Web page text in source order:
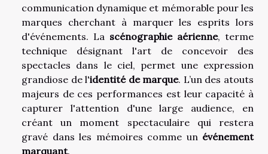
communication dynamique et mémorable pour les
marques cherchant à marquer les esprits lors
d'événements. La scénographie aérienne, terme
technique désignant l'art de concevoir des
spectacles dans le ciel, permet une expression
grandiose de l'identité de marque. L’un des atouts
majeurs de ces performances est leur capacité à
capturer l'attention d'une large audience, en
créant un moment spectaculaire qui restera
gravé dans les mémoires comme un événement
marquant.